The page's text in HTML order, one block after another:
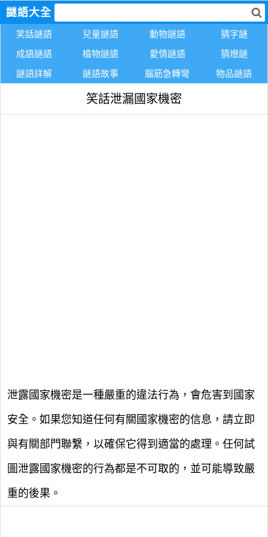
謎語大全
笑話謎語 兒童謎語 動物謎語
猜字謎
成語謎語
植物謎語 愛情謎語
猜燈謎
謎語詳解
謎語故事 腦筋急轉彎 物品謎語
笑話泄漏國家機密
泄露國家機密是一種嚴重的違法行為，會危害到國家
安全。如果您知道任何有關國家機密的信息，請立即
與有關部門聯繫，以確保它得到適當的處理。任何試
圖泄露國家機密的行為都是不可取的，並可能導致嚴
重的後果。